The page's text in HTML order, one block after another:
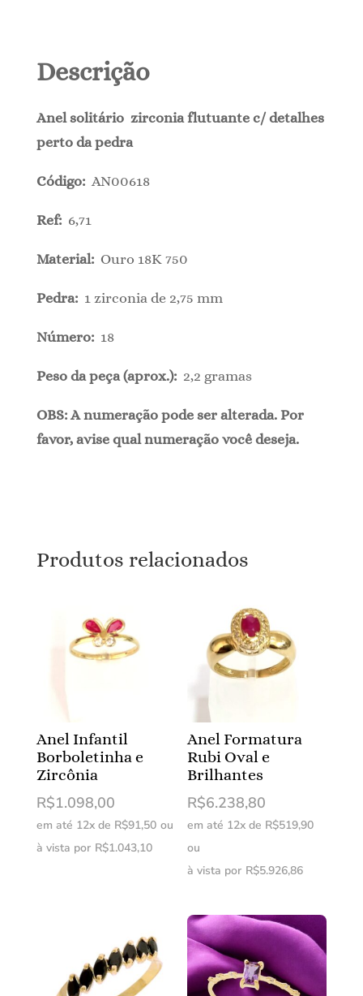
Descrição
Anel solitário zirconia flutuante c/ detalhes
perto da pedra
Código: AN00618
Ref: 6,71
Material: Ouro 18K 750
Pedra: 1 zirconia de 2,75 mm
Número: 18
Peso da peça (aprox.): 2,2 gramas
OBS: A numeração pode ser alterada. Por
favor, avise qual numeração você deseja.
Produtos relacionados
Anel Infantil
Borboletinha e
Zircônia
R$1.098,00
em até 12x de R$91,50 ou
à vista por R$1.043,10
Anel Formatura
Rubi Oval e
Brilhantes
R$6.238,80
em até 12x de R$519,90
ou
à vista por R$5.926,86